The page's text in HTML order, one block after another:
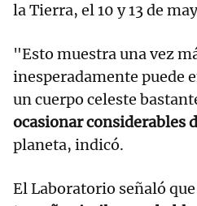
la Tierra, el 10 y 13 de
"Esto muestra una vez
inesperadamente puede
un cuerpo celeste
ocasionar considerables
planeta, indicó.
El Laboratorio señaló que